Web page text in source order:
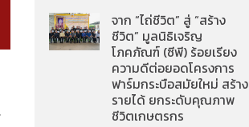
จาก “ไถ่ชีวิต” สู่ “สร้าง
ชีวิต” มูลนิธิเจริญ
โภคภัณฑ์ (ซีพี) ร้อยเรียง
ความดีต่อยอดโครงการ
ฟาร์มกระบือสมัยใหม่ สร้าง
รายได้ ยกระดับคุณภาพ
ชีวิตเกษตรกร